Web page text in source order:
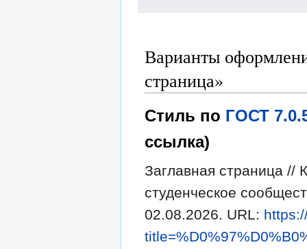
Варианты
страница»
Стиль по ГОСТ
ссылка)
Заглавная страница
студенческое
02.08.2026. URL: